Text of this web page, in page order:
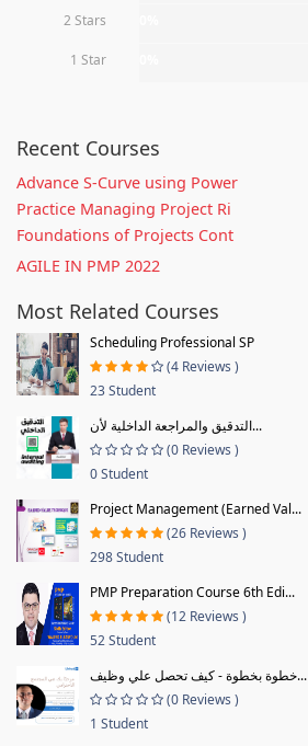
2 Stars
1 Star
Recent Courses
Advance S-Curve using Power
Practice Managing Project Ri
Foundations of Projects Cont
AGILE IN PMP 2022
Most Related Courses
Scheduling Professional SP
(4 Reviews )
23 Student
التدقيق والمراجعة الداخلية لأن...
(0 Reviews )
0 Student
Project Management (Earned Val...
(26 Reviews )
298 Student
PMP Preparation Course 6th Edi...
(12 Reviews )
52 Student
خطوة بخطوة - كيف تحصل علي وظيف...
(0 Reviews )
1 Student